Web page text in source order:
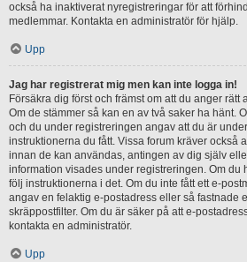
också ha inaktiverat nyregistreringar för att
medlemmar. Kontakta en administratör för hjälp.
Upp
Jag har registrerat mig men kan inte logga in!
Försäkra dig först och främst om att du anger
Om de stämmer så kan en av två saker ha hänt.
och du under registreringen angav att du är
instruktionerna du fått. Vissa forum kräver också
innan de kan användas, antingen av dig själv
information visades under registreringen. Om du
följ instruktionerna i det. Om du inte fått ett e-
angav en felaktig e-postadress eller så fastnade
skräppostfilter. Om du är säker på att e-
kontakta en administratör.
Upp